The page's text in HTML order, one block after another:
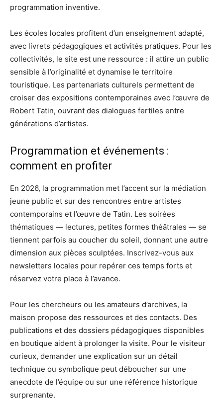
programmation inventive.
Les écoles locales profitent d’un enseignement adapté,
avec livrets pédagogiques et activités pratiques. Pour les
collectivités, le site est une ressource : il attire un public
sensible à l’originalité et dynamise le territoire
touristique. Les partenariats culturels permettent de
croiser des expositions contemporaines avec l’œuvre de
Robert Tatin, ouvrant des dialogues fertiles entre
générations d’artistes.
Programmation et événements :
comment en profiter
En 2026, la programmation met l’accent sur la médiation
jeune public et sur des rencontres entre artistes
contemporains et l’œuvre de Tatin. Les soirées
thématiques — lectures, petites formes théâtrales — se
tiennent parfois au coucher du soleil, donnant une autre
dimension aux pièces sculptées. Inscrivez-vous aux
newsletters locales pour repérer ces temps forts et
réservez votre place à l’avance.
Pour les chercheurs ou les amateurs d’archives, la
maison propose des ressources et des contacts. Des
publications et des dossiers pédagogiques disponibles
en boutique aident à prolonger la visite. Pour le visiteur
curieux, demander une explication sur un détail
technique ou symbolique peut déboucher sur une
anecdote de l’équipe ou sur une référence historique
surprenante.